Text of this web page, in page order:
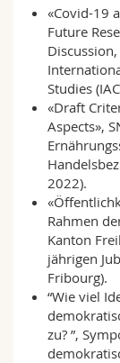
Math.-Nat.
Mitarbeitende
Webmail
MyUnifr
«Covid-19
Future
Studies
«Draft
Aspects»,
2022).
Rahmen
Kanton
jährigen
Fribourg).
“Wie viel
zu? ”,